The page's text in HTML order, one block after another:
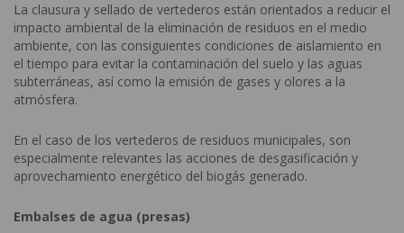
La clausura y sellado de vertederos están orientados a reducir el
impacto ambiental de la eliminación de residuos en el medio
ambiente, con las consiguientes condiciones de aislamiento en
el tiempo para evitar la contaminación del suelo y las aguas
subterráneas, así como la emisión de gases y olores a la
atmósfera.
En el caso de los vertederos de residuos municipales, son
especialmente relevantes las acciones de desgasificación y
aprovechamiento energético del biogás generado.
Embalses de agua (presas)